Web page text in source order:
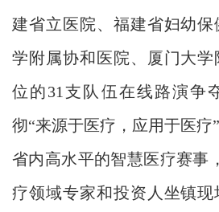
建省立医院、福建省妇幼
学附属协和医院、厦门大
位的31支队伍在线路演争
彻“来源于医疗，应用于医疗
省内高水平的智慧医疗赛事
疗领域专家和投资人坐镇